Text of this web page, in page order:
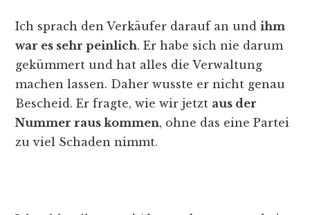
Ich sprach den Verkäufer darauf an undihm
war es sehr peinlich. Er habe sich nie darum
gekümmert und hat alles die Verwaltung
machen lassen. Daher wusste er nicht genau
Bescheid. Er fragte, wie wir jetzt aus der
Nummer raus kommen, ohne das eine Partei
zu viel Schaden nimmt.